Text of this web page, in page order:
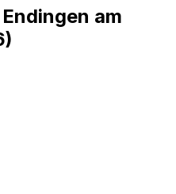
Endingen am
)